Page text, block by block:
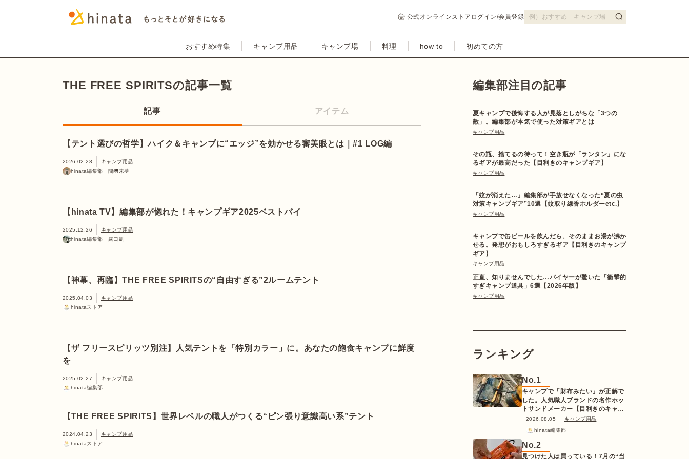
公式オンラインストア ログイン/会員登録
おすすめ特集 キャンプ用品 キャンプ場 料理 how to 初めての方
THE FREE SPIRITSの記事一覧
記事 アイテム
【テント選びの哲学】ハイク＆キャンプに“エッジ”を効かせる審美眼とは｜#1 LOG編
2026.02.28
キャンプ用品
hinata編集部 間﨑未夢
【hinata TV】編集部が惚れた！キャンプギア2025ベストバイ
2025.12.26
キャンプ用品
hinata編集部 露口凱
【神幕、再臨】THE FREE SPIRITSの“自由すぎる”2ルームテント
2025.04.03
キャンプ用品
hinataストア
【ザ フリースピリッツ別注】人気テントを「特別カラー」に。あなたの飽食キャンプに鮮度
を
2025.02.27
キャンプ用品
hinata編集部
【THE FREE SPIRITS】世界レベルの職人がつくる“ピン張り意識高い系”テント
2024.04.23
キャンプ用品
hinataストア
編集部注目の記事
夏キャンプで後悔する人が見落としがちな「3つの
敵」。編集部が本気で使った対策ギアとは
キャンプ用品
その瓶、捨てるの待って！空き瓶が「ランタン」にな
るギアが最高だった【目利きのキャンプギア】
キャンプ用品
「蚊が消えた…」編集部が手放せなくなった“夏の虫
対策キャンプギア”10選【蚊取り線香ホルダーetc.】
キャンプ用品
キャンプで缶ビールを飲んだら、そのままお湯が沸か
せる。発想がおもしろすぎるギア【目利きのキャンプ
ギア】
キャンプ用品
正直、知りませんでした…バイヤーが驚いた「衝撃的
すぎキャンプ道具」6選【2026年版】
キャンプ用品
ランキング
No.1
キャンプで「財布みたい」が正解で
した。人気職人ブランドの名作ホッ
トサンドメーカー【目利きのキャン
プギア】
2026.08.05
キャンプ用品
hinata編集部
No.2
見つけた人は買っている！7月の“当